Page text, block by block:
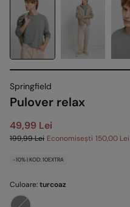
Springfield
Pulover relax
49,99 Lei
199,99 Lei Economisești 150,00 Lei
-10% | KOD: 10EXTRA
Culoare:turcoaz